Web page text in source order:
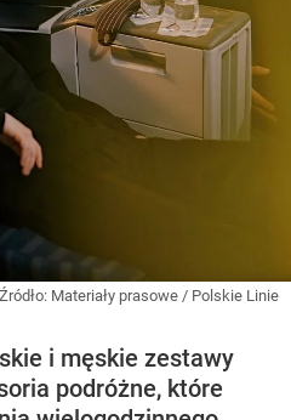
Materiały prasowe / Polskie Linie
i męskie zestawy
podróżne, które